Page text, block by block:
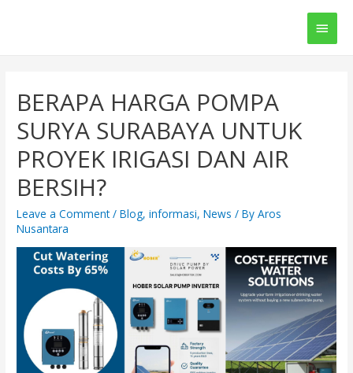
Main
BERAPA HARGA POMPA
SURYA SURABAYA UNTUK
PROYEK IRIGASI DAN AIR
BERSIH?
Leave a Comment /Blog,informasi,News / ByAros
Nusantara